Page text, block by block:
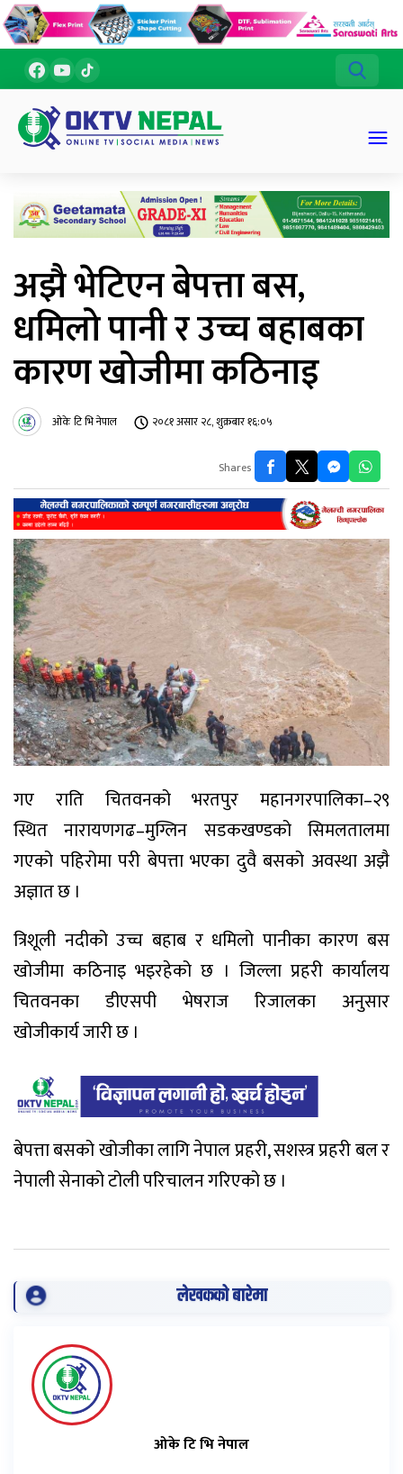
अझै भेटिएन बेपत्ता बस,
धमिलो पानी र उच्च बहाबका
कारण खोजीमा कठिनाइ
ओके टि भि नेपाल २०८१ असार २८, शुक्रबार १६:०५
Shares
गए राति चितवनको भरतपुर महानगरपालिका–२९
स्थित नारायणगढ–मुग्लिन सडकखण्डको सिमलतालमा
गएको पहिरोमा परी बेपत्ता भएका दुवै बसको अवस्था अझै
अज्ञात छ ।
त्रिशूली नदीको उच्च बहाब र धमिलो पानीका कारण बस
खोजीमा कठिनाइ भइरहेको छ । जिल्ला प्रहरी कार्यालय
चितवनका डीएसपी भेषराज रिजालका अनुसार
‍खोजीकार्य जारी छ ।
बेपत्ता बसको खोजीका लागि नेपाल प्रहरी, सशस्त्र प्रहरी बल र
नेपाली सेनाको टोली परिचालन गरिएको छ ।
लेखकको बारेमा
ओके टि भि नेपाल